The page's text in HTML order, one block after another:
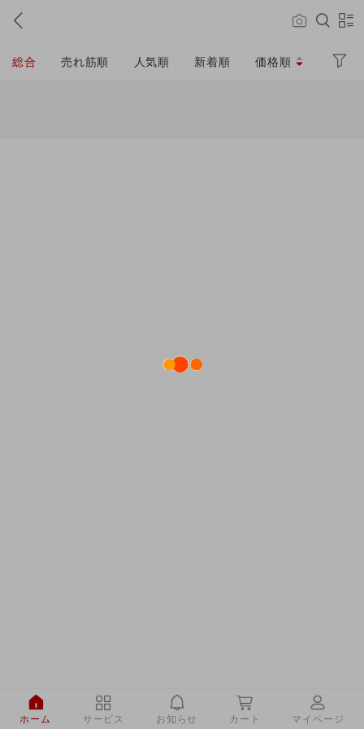
総合 売れ筋順 人気順 新着順 価格順
ホーム サービス お知らせ カート マイページ